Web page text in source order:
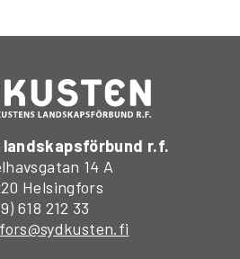
r.f.
14 A
Helsingfors
618 212 33